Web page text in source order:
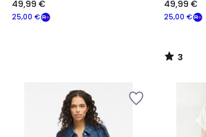
25,00 €
49,99 €
25,00 €
49,99 €
3
/